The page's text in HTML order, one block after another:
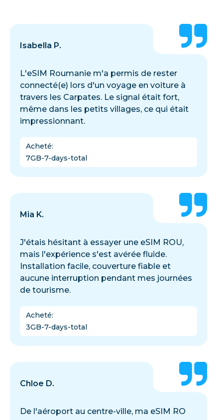
Isabella P.
L'eSIM Roumanie m'a permis de rester
connecté(e) lors d'un voyage en voiture à
travers les Carpates. Le signal était fort,
même dans les petits villages, ce qui était
impressionnant.
Acheté:
7GB-7-days-total
Mia K.
J'étais hésitant à essayer une eSIM ROU,
mais l'expérience s'est avérée fluide.
Installation facile, couverture fiable et
aucune interruption pendant mes journées
de tourisme.
Acheté:
3GB-7-days-total
Chloe D.
De l'aéroport au centre-ville, ma eSIM RO